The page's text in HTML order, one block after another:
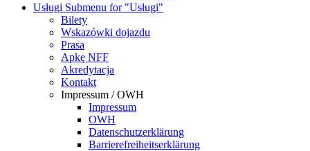
Usługi Submenu for "Usługi"
Bilety
Wskazówki dojazdu
Prasa
Apkę NFF
Akredytacja
Kontakt
Impressum / OWH
Impressum
OWH
Datenschutzerklärung
Barrierefreiheitserklärung